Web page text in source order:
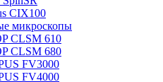
CIX100
микроскопы
CLSM 610
CLSM 680
FV3000
FV4000